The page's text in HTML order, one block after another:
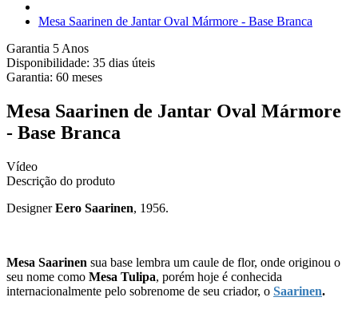
Mesa Saarinen de Jantar Oval Mármore - Base Branca
Garantia 5 Anos
Disponibilidade: 35 dias úteis
Garantia: 60 meses
Mesa Saarinen de Jantar Oval Mármore
- Base Branca
Vídeo
Descrição do produto
DesignerEero Saarinen, 1956.
Mesa Saarinen sua base lembra um caule de flor, onde originou o
seu nome como Mesa Tulipa, porém hoje é conhecida
internacionalmente pelo sobrenome de seu criador, o Saarinen.